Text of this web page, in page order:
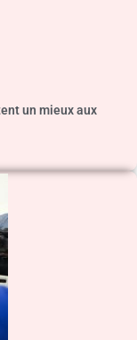
un mieux aux